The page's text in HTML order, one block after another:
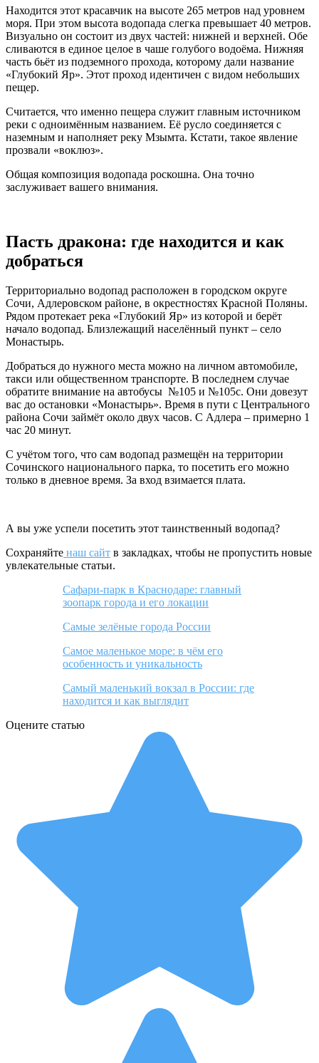
Находится этот красавчик на высоте 265 метров над уровнем
моря. При этом высота водопада слегка превышает 40 метров.
Визуально он состоит из двух частей: нижней и верхней. Обе
сливаются в единое целое в чаше голубого водоёма. Нижняя
часть бьёт из подземного прохода, которому дали название
«Глубокий Яр». Этот проход идентичен с видом небольших
пещер.
Считается, что именно пещера служит главным источником
реки с одноимённым названием. Её русло соединяется с
наземным и наполняет реку Мзымта. Кстати, такое явление
прозвали «воклюз».
Общая композиция водопада роскошна. Она точно
заслуживает вашего внимания.
Пасть дракона: где находится и как
добраться
Территориально водопад расположен в городском округе
Сочи, Адлеровском районе, в окрестностях Красной Поляны.
Рядом протекает река «Глубокий Яр» из которой и берёт
начало водопад. Близлежащий населённый пункт – село
Монастырь.
Добраться до нужного места можно на личном автомобиле,
такси или общественном транспорте. В последнем случае
обратите внимание на автобусы №105 и №105с. Они довезут
вас до остановки «Монастырь». Время в пути с Центрального
района Сочи займёт около двух часов. С Адлера – примерно 1
час 20 минут.
С учётом того, что сам водопад размещён на территории
Сочинского национального парка, то посетить его можно
только в дневное время. За вход взимается плата.
А вы уже успели посетить этот таинственный водопад?
Сохраняйте наш сайт в закладках, чтобы не пропустить новые
увлекательные статьи.
Сафари-парк в Краснодаре: главный
зоопарк города и его локации
Самые зелёные города России
Самое маленькое море: в чём его
особенность и уникальность
Самый маленький вокзал в России: где
находится и как выглядит
Оцените статью